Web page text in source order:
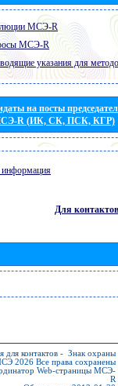
МСЭ-R
МСЭ-R
указания для
на посты
R (ИК, СК, ПСК, КГР)
Для контактов
для контактов - Знак охраны
2026 Все права сохранены
Web-страницы МСЭ-
R